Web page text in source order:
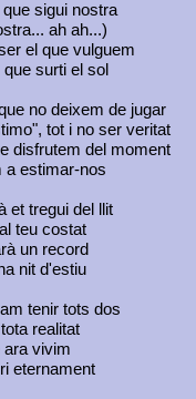
sigui nostra
ah ah...)
el que vulguem
surti el sol
no deixem de jugar
tot i no ser veritat
disfrutem del moment
a estimar-nos
et tregui del llit
teu costat
un record
nit d'estiu
tenir tots dos
realitat
ara vivim
eternament